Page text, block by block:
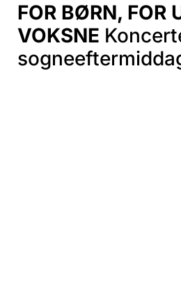
FOR BØRN, FOR
VOKSNE